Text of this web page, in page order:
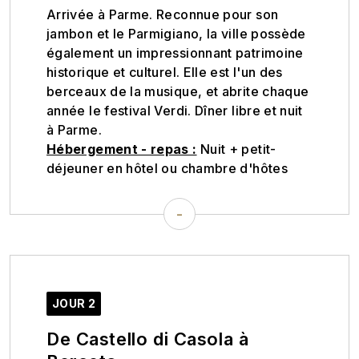
-
Arrivée à Parme. Reconnue pour son
jambon et le Parmigiano, la ville possède
également un impressionnant patrimoine
historique et culturel. Elle est l'un des
berceaux de la musique, et abrite chaque
année le festival Verdi. Dîner libre et nuit
à Parme.
Hébergement - repas : Nuit + petit-
déjeuner en hôtel ou chambre d'hôtes
JOUR 2
De Castello di Casola à